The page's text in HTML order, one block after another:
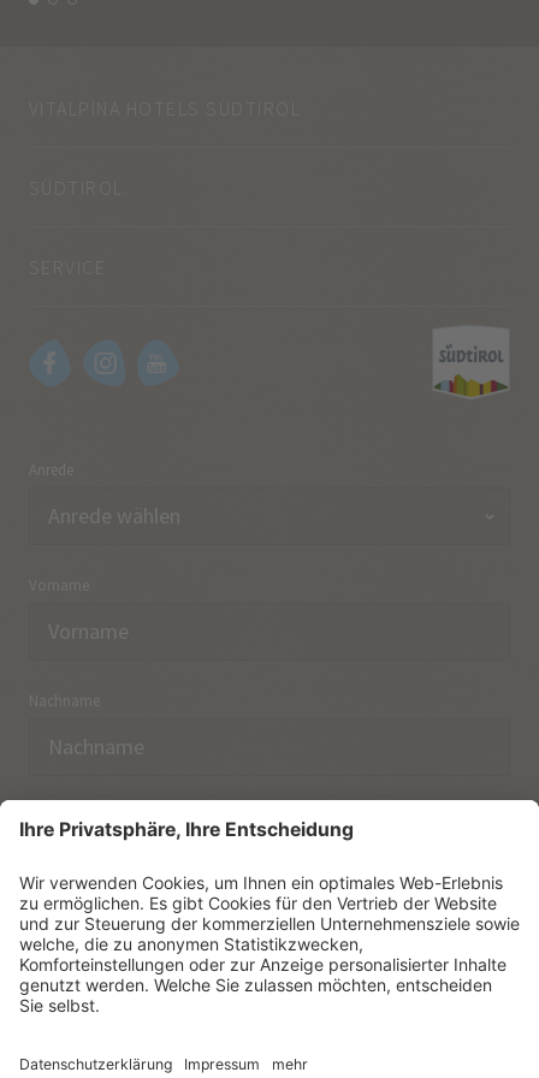
VITALPINA HOTELS SÜDTIROL
SÜDTIROL
Anrede
Vorname
Nachname
Ich habe dieDatenschutzerklärungzur Kenntnis
genommen.
NEWSLETTER ABONNIEREN